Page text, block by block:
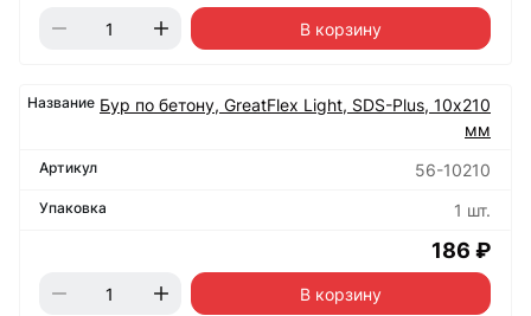
В корзину
Бур по бетону, GreatFlex Light, SDS-Plus, 10х210
мм
56-10210
1 шт.
186 ₽
В корзину